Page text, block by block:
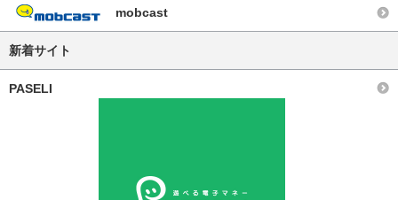
mobcast
新着サイト
PASELI